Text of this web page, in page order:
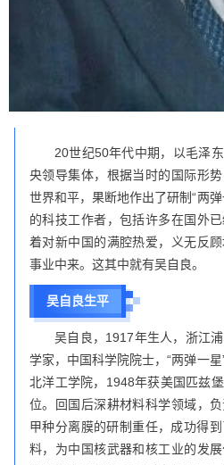
20世纪50年代中期，以毛泽
央领导集体，根据当时的国际形
世界和平，果断地作出了研制“两
的科技工作者，包括许多在国外
着对新中国的满腔热爱，义无反
事业中来。这其中就有吴自良。
吴自良生平
吴自良，1917年生人，浙江
学家，中国科学院院士，“两弹一
北洋工学院，1948年获美国匹兹
位。回国后深耕材料科学领域，
甲种分离膜的研制重任，成功得
料，为中国核武器和核工业的发